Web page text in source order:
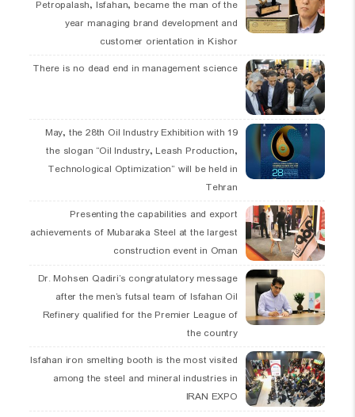
Petropalash, Isfahan, became the man of the
year managing brand development and
customer orientation in Kishor
There is no dead end in management science
19 May, the 28th Oil Industry Exhibition with
the slogan “Oil Industry, Leash Production,
Technological Optimization” will be held in
Tehran
Presenting the capabilities and export
achievements of Mubaraka Steel at the largest
construction event in Oman
Dr. Mohsen Qadiri’s congratulatory message
after the men’s futsal team of Isfahan Oil
Refinery qualified for the Premier League of
the country
Isfahan iron smelting booth is the most visited
among the steel and mineral industries in
IRAN EXPO